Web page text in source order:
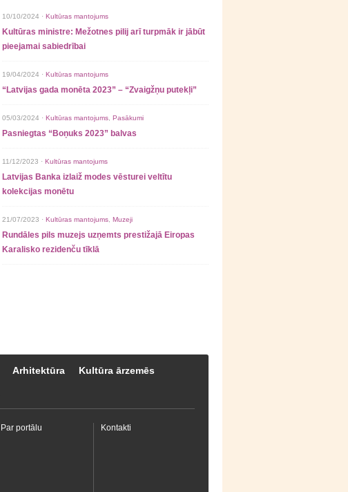
10/10/2024 · Kultūras mantojums
Kultūras ministre: Mežotnes pilij arī turpmāk ir jābūt
pieejamai sabiedrībai
19/04/2024 · Kultūras mantojums
“Latvijas gada monēta 2023” – “Zvaigžņu putekļi”
05/03/2024 · Kultūras mantojums Pasākumi
Pasniegtas “Boņuks 2023” balvas
11/12/2023 · Kultūras mantojums
Latvijas Banka izlaiž modes vēsturei veltītu
kolekcijas monētu
21/07/2023 · Kultūras mantojums Muzeji
Rundāles pils muzejs uzņemts prestižajā Eiropas
Karalisko rezidenču tīklā
Arhitektūra Kultūra ārzemēs
Par portālu Kontakti